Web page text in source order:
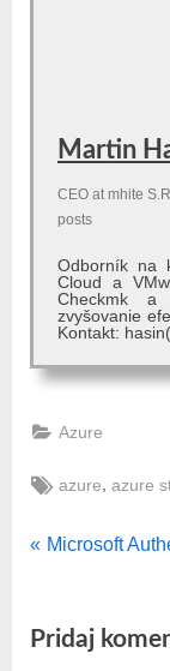
Martin
CEO at mhite
posts
Odborník na
Cloud a
Checkmk a
zvyšovanie
Kontakt:
Azure
Tags:
azure,azure
článku
P
v
Microsoft
Pridaj